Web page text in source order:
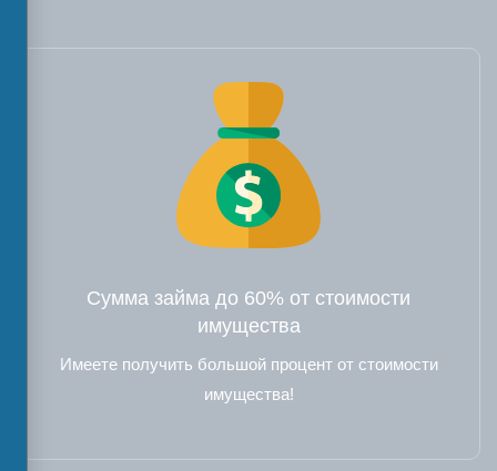
Сумма займа до 60% от стоимости
имущества
Имеете получить большой процент от стоимости
имущества!